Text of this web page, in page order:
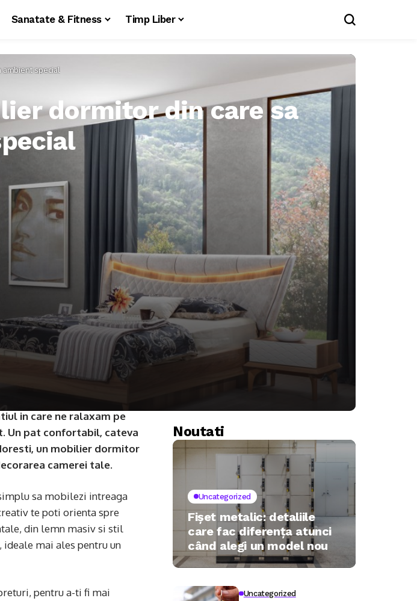
Sanatate & Fitness Timp Liber
special
dormitor din care sa
in care ne ralaxam pe
Un pat confortabil, cateva
un mobilier dormitor
camerei tale.
sa mobilezi intreaga
te poti orienta spre
din lemn masiv si stil
mai ales pentru un
pentru a-ti fi mai
Noutati
Uncategorized
Fișet metalic: detaliile
care fac diferența atunci
când alegi un model nou
Uncategorized